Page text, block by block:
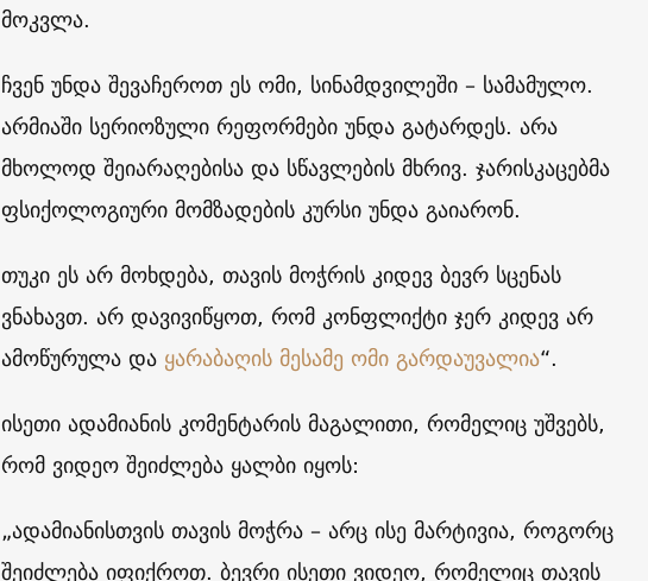
მოკვლა.
ჩვენ უნდა შევაჩეროთ ეს ომი, სინამდვილეში – სამამულო.
არმიაში სერიოზული რეფორმები უნდა გატარდეს. არა
მხოლოდ შეიარაღებისა და სწავლების მხრივ. ჯარისკაცებმა
ფსიქოლოგიური მომზადების კურსი უნდა გაიარონ.
თუკი ეს არ მოხდება, თავის მოჭრის კიდევ ბევრ სცენას
ვნახავთ. არ დავივიწყოთ, რომ კონფლიქტი ჯერ კიდევ არ
ამოწურულა და ყარაბაღის მესამე ომი გარდაუვალია“.
ისეთი ადამიანის კომენტარის მაგალითი, რომელიც უშვებს,
რომ ვიდეო შეიძლება ყალბი იყოს:
„ადამიანისთვის თავის მოჭრა – არც ისე მარტივია, როგორც
შეიძლება იფიქროთ. ბევრი ისეთი ვიდეო, რომელიც თავის